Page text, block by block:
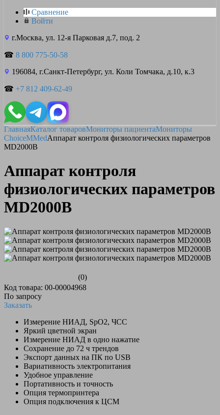
Сравнение
Войти
г.Москва, ул. 12-я Парковая д.7, под. 2
☎ 8 800 775-50-58
196084, г.Санкт-Петербург, ул. Коли Томчака, д.10, к.3
☎ +7 812 409-62-49
ГлавнаяКаталог товаровМониторы пациентаМониторы
ChoiceMMedАппарат контроля физиологических параметров
MD2000B
Аппарат контроля
физиологических параметров
MD2000B
(0)
Код товара: 00-00004968
По запросу
Заказать
Измерение НИАД, SpО2, ЧСС
Яркий цветной экран
Измерение НИАД в одно нажатие
Сохранение до 72 ч трендов
Экспорт данных на ПК по USB
Вариативность электропитания
Удобное управление
Портативность и точность
Опция термопринтера
Опция подключения к ЦСМ